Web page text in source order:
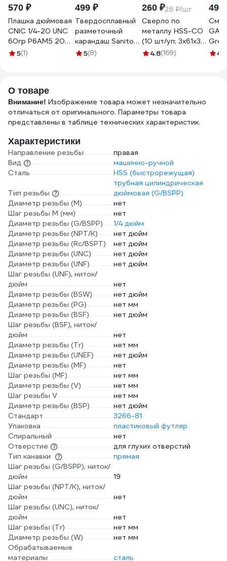
570 ₽
Плашка дюймовая
CNIC 1/4-20 UNC
60гр Р6АМ5 20
ниток/дюйм,
5(1)
499 ₽
Твердосплавный
разметочный
карандаш Sanitoo
PRO 3026
5(8)
260 ₽26 ₽/шт
Сверло по
металлу HSS-CO
(10 шт/уп; 3x61x33
мм) Inforce 11-01-
4.8(169)
490
4.6
О товаре
Внимание! Изображение товара может незначительно
отличаться от оригинального. Параметры товара
представлены в таблице технических характеристик.
Характеристики
Направление резьбы
правая
Вид
машинно-ручной
Сталь
HSS (быстрорежущая)
Тип резьбы
трубная цилиндрическая
дюймовая (G/BSPP)
Диаметр резьбы (М)
нет
Шаг резьбы М (мм)
нет
Диаметр резьбы (G/BSPP)
1/4 дюйм
Диаметр резьбы (NPT/K)
нет дюйм
Диаметр резьбы (Rc/BSPT)
нет дюйм
Диаметр резьбы (UNC)
нет дюйм
Диаметр резьбы (UNF)
нет дюйм
Шаг резьбы (UNF), ниток/
дюйм
нет
Диаметр резьбы (BSW)
нет дюйм
Диаметр резьбы (PG)
нет мм
Диаметр резьбы (BSF)
нет дюйм
Шаг резьбы (BSF), ниток/
дюйм
нет
Диаметр резьбы (Tr)
нет мм
Диаметр резьбы (UNEF)
нет дюйм
Диаметр резьбы (MF)
нет
Шаг резьбы (MF)
нет мм
Диаметр резьбы (V)
нет мм
Шаг резьбы V
нет мм
Диаметр резьбы (BSP)
нет дюйм
Стандарт
3266-81
Упаковка
пластиковый футляр
Спиральный
нет
Отверстие
для глухих отверстий
Тип канавки
прямая
Шаг резьбы (G/BSPP), ниток/
дюйм
19
Шаг резьбы (NPT/K), ниток/
дюйм
нет
Шаг резьбы (UNC), ниток/
дюйм
нет
Шаг резьбы (Tr)
нет мм
Диаметр резьбы (W)
нет мм
Обрабатываемые
материалы
сталь